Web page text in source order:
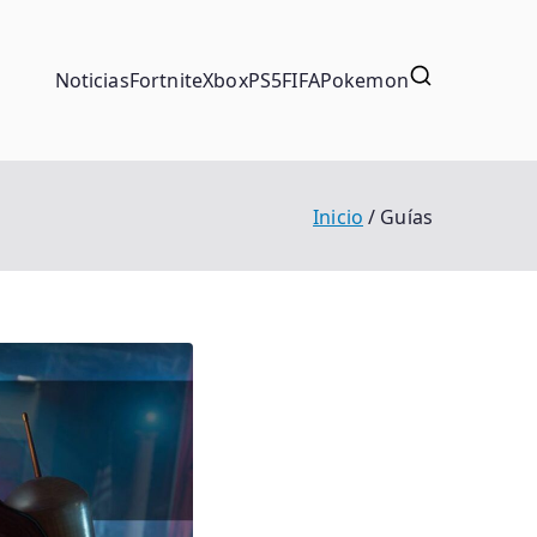
NoticiasFortniteXboxPS5FIFAPokemon
Inicio Guías